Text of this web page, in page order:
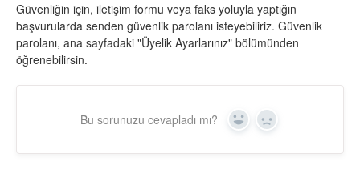
İletişim
Güvenliğin için, iletişim formu veya faks yoluyla yaptığın
başvurularda senden güvenlik parolanı isteyebiliriz. Güvenlik
parolanı, ana sayfadaki "Üyelik Ayarlarınız" bölümünden
öğrenebilirsin.
Bu sorunuzu cevapladı mı? Yes No